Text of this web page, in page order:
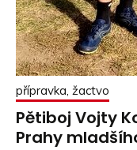
přípravka, žactvo
Pětiboj Vojty
Prahy